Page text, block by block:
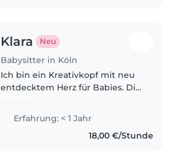
Klara Neu
Babysitter in Köln
Ich bin ein Kreativkopf mit neu
entdecktem Herz für Babies. Die
USA die night nanny für meine
kleine Nichte und habe es sehr
genossen. Daher würde ich..
Erfahrung: < 1 Jahr
18,00 €/Stunde